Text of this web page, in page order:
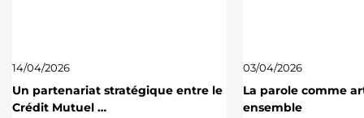
14/04/2026
Un partenariat stratégique entre le
Crédit Mutuel …
03/04/2026
La parole comme
ensemble